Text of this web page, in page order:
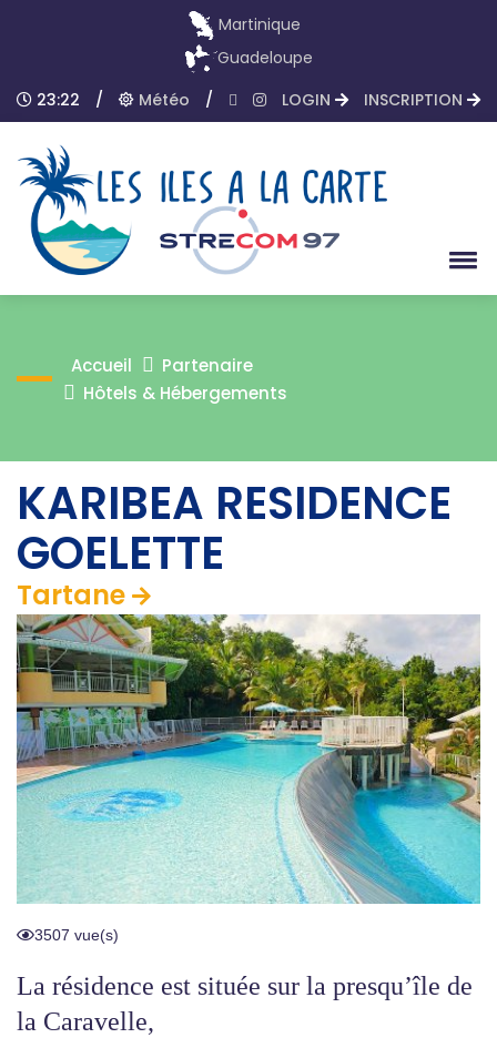
Martinique
Guadeloupe
23:22
/ Météo / LOGIN INSCRIPTION
Accueil
Partenaire
Hôtels & Hébergements
KARIBEA RESIDENCE
GOELETTE
Tartane
3507 vue(s)
La résidence est située sur la presqu’île de
la Caravelle,